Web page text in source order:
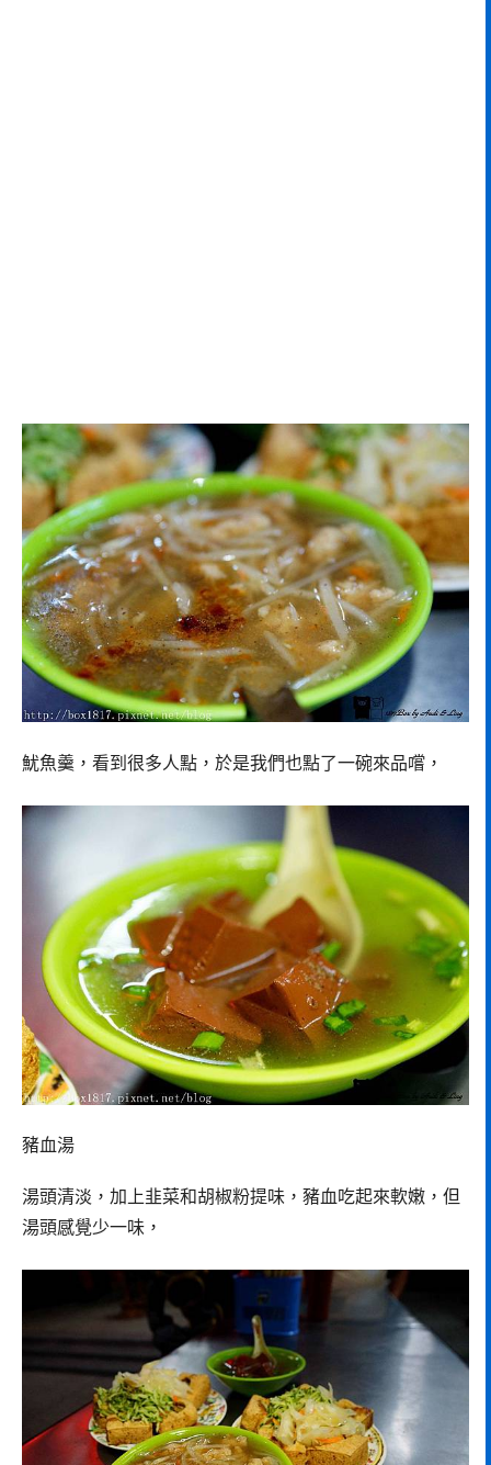
魷魚羹，看到很多人點，於是我們也點了一碗來品嚐，
豬血湯
湯頭清淡，加上韭菜和胡椒粉提味，豬血吃起來軟嫩，但
湯頭感覺少一味，